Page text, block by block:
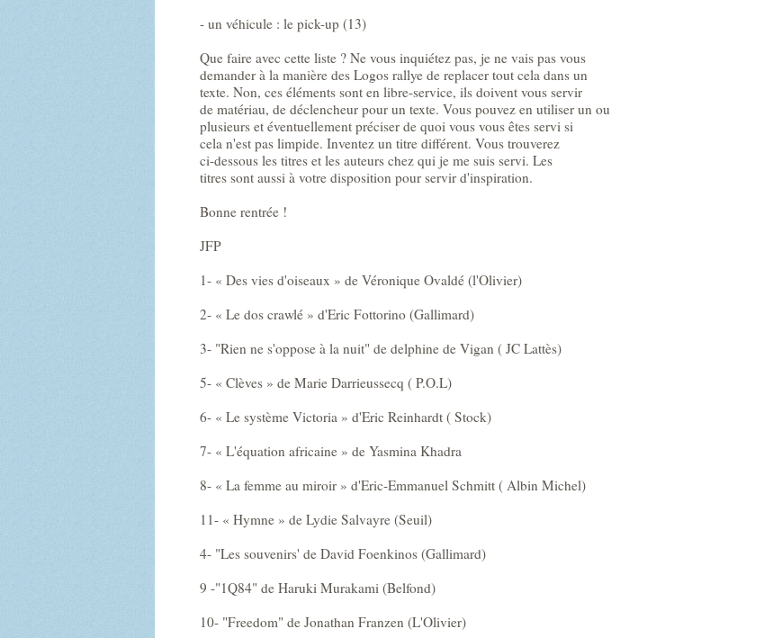
- un véhicule : le pick-up (13)
Que faire avec cette liste ? Ne vous inquiétez pas, je ne vais pas vous
demander à la manière des Logos rallye de replacer tout cela dans un
texte. Non, ces éléments sont en libre-service, ils doivent vous servir
de matériau, de déclencheur pour un texte. Vous pouvez en utiliser un ou
plusieurs et éventuellement préciser de quoi vous vous êtes servi si
cela n'est pas limpide. Inventez un titre différent. Vous trouverez
ci-dessous les titres et les auteurs chez qui je me suis servi. Les
titres sont aussi à votre disposition pour servir d'inspiration.
Bonne rentrée !
JFP
1- « Des vies d'oiseaux » de Véronique Ovaldé (l'Olivier)
2- « Le dos crawlé » d'Eric Fottorino (Gallimard)
3- "Rien ne s'oppose à la nuit" de delphine de Vigan ( JC Lattès)
5- « Clèves » de Marie Darrieussecq ( P.O.L)
6- « Le système Victoria » d'Eric Reinhardt ( Stock)
7- « L'équation africaine » de Yasmina Khadra
8- « La femme au miroir » d'Eric-Emmanuel Schmitt ( Albin Michel)
11- « Hymne » de Lydie Salvayre (Seuil)
4- "Les souvenirs' de David Foenkinos (Gallimard)
9 -"1Q84" de Haruki Murakami (Belfond)
10- "Freedom" de Jonathan Franzen (L'Olivier)